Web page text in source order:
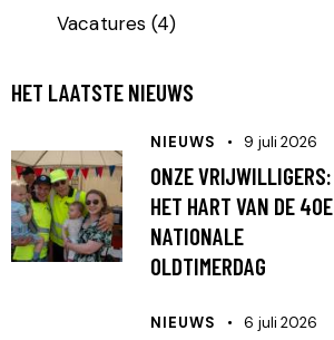
Vacatures (4)
HET LAATSTE NIEUWS
NIEUWS 9 juli 2026
ONZE VRIJWILLIGERS:
HET HART VAN DE 40E
NATIONALE
OLDTIMERDAG
NIEUWS 6 juli 2026